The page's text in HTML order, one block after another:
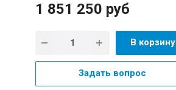
1 851 250 руб
В корзину
Задать вопрос